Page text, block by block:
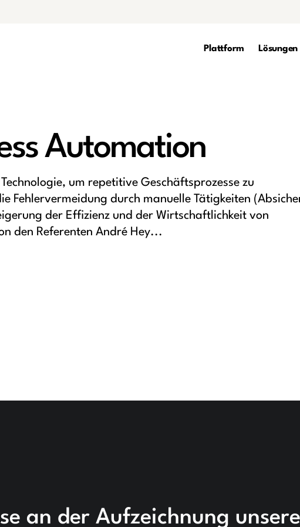
Plattform Lösungen
Automation
um repetitive Geschäftsprozesse zu
Fehlervermeidung durch manuelle Tätigkeiten
der Effizienz und der Wirtschaftlichkeit von
den Referenten André Hey...
an der Aufzeichnung